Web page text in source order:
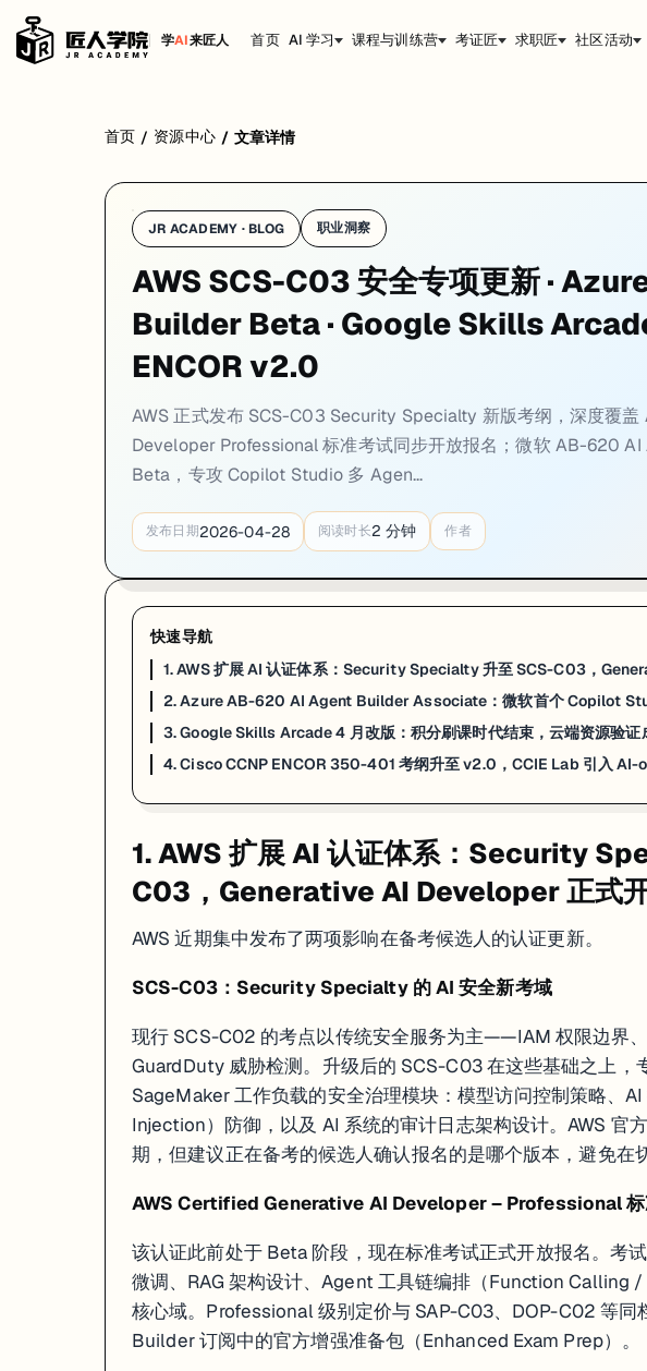
学AI来匠人 首页 AI 学习 课程与训练营 考证匠 求职匠 社区活动
SCS-C03：Security Specialty 的 AI 安全新考域
现行 SCS-C02 的考点以传统安全服务为主——IAM 权限边界、VPC 网络隔离、KMS 密钥管
AWS Certified Generative AI Developer – Professional 标准考试开放
该认证此前处于 Beta 阶段，现在标准考试正式开放报名。考试涵盖 Amazon Bedrock 模型
AWS Training Blog – AI 认证扩展公告·AWS Certification Coming Soon
2. Azure AB-620 AI Agent Builder Associate：微软首个
微软在 4 月 Partner Center 公告中正式确认 AB-620 AI Agent Builder Associate 进入 Beta 考
考试覆盖方向（Beta 版本预计范围）
Copilot Studio Agent 三种模式（Conversational、Autonomous、Multi-Agent）的选型
Microsoft 365 Copilot 扩展插件开发、知识源接入（SharePoint、Microsoft Graph API）
Power Platform 集成：通过 Power Automate 编排 Agent 工具调用
Entra ID 身份验证在 Agent 上下文的配置，以及 DLP 策略与 Agent 数据边界管控
Beta 版定价通常较正式版低约 25%（微软官方 Beta 折扣惯例）。考试结果需等待 2-3 周，
：已持有 PL-400（Power Platform Developer）或有 MS-700（Teams
Microsoft Learn – April 2026 Partner Center 公告
Google Skills Arcade 在 4 月发布平台规则重大变更，核心方向是 提高 Lab 任务的真实完成门槛
任务完成判定机制从"页面停留时长 + 步骤截图"切换为"Google Cloud 控制台实际资源状态
Gemini Enterprise Agent Ready（GEAR）计划的免费 Credit 不受影响：GEAR 订阅用户每
对备考 ACE / PCA 候选人的影响
正在备考 Associate Cloud Engineer（ACE）或 Professional Cloud Architect（PCA）的候
Google Developer Community – Skills Arcade 4 月变更公告·Google Cloud Skills
4. Cisco CCNP ENCOR 350-401 考纲升至 v2.0，CCIE Lab
CCNP Enterprise – ENCOR 350-401 v2.0 主要变动
Network Assurance 模块 ：新增 AI-driven Network Operations 场景，涉及 Cisco AI
Security 模块：Zero Trust Architecture 从"了解"级别升至"配置与排错"级别，含 Cisco
Virtualization 模块：加入 Cisco Nexus Dashboard 多 Site 管理内容
首页 / 资源中心 / 文章详情
JR ACADEMY · BLOG 职业洞察
AWS SCS-C03 安全专项更新 ·
Builder Beta · Google Skills
ENCOR v2.0
AWS 正式发布 SCS-C03 Security Specialty 新版考纲，深度覆
Developer Professional 标准考试同步开放报名；微软 AB-620
Beta，专攻 Copilot Studio 多 Agen...
发布日期2026-04-28 阅读时长2 分钟 作者
快速导航
1. AWS 扩展 AI 认证体系：Security Specialty 升至 SCS-C03，
2. Azure AB-620 AI Agent Builder Associate：微软首个 Copilot
3. Google Skills Arcade 4 月改版：积分刷课时代结束，云端资源验证
4. Cisco CCNP ENCOR 350-401 考纲升至 v2.0，CCIE Lab 引入 AI-
1. AWS 扩展 AI 认证体系：Security
C03，Generative AI Developer 正式
AWS 近期集中发布了两项影响在备考候选人的认证更新。
SCS-C03：Security Specialty 的 AI 安全新考域
现行 SCS-C02 的考点以传统安全服务为主——IAM 权限边界、
GuardDuty 威胁检测。升级后的 SCS-C03 在这些基础之上，
SageMaker 工作负载的安全治理模块：模型访问控制策略、
Injection）防御，以及 AI 系统的审计日志架构设计。AWS 官
期，但建议正在备考的候选人确认报名的是哪个版本，避免在
AWS Certified Generative AI Developer – Professional 标
该认证此前处于 Beta 阶段，现在标准考试正式开放报名。考
微调、RAG 架构设计、Agent 工具链编排（Function Calling
核心域。Professional 级别定价与 SAP-C03、DOP-C02 等同
Builder 订阅中的官方增强准备包（Enhanced Exam Prep）。